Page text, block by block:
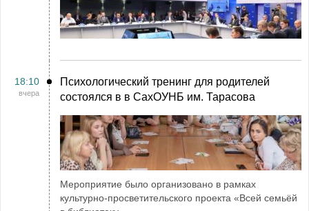
18:10
вчера
Психологический тренинг для родителей
состоялся в в СахОУНБ им. Тарасова
Мероприятие было организовано в рамках
культурно-просветительского проекта «Всей семьёй